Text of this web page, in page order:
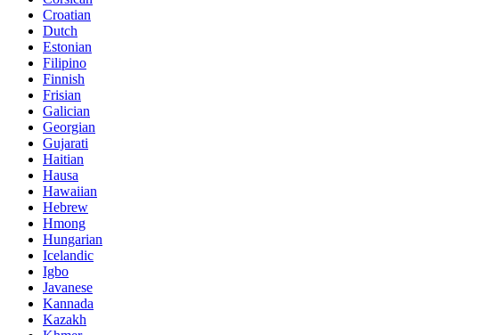
Croatian
Dutch
Estonian
Filipino
Finnish
Frisian
Galician
Georgian
Gujarati
Haitian
Hausa
Hawaiian
Hebrew
Hmong
Hungarian
Icelandic
Igbo
Javanese
Kannada
Kazakh